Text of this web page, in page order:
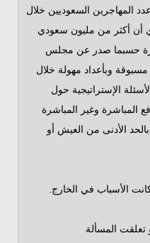
المهاجرين السعوديين خلال
أي أن أكثر من مليون سعودي
حسبما صدر عن مجلس
وبأعداد مهولة خلال
الإستراتيجية حول
المباشرة وغير المباشرة
الأدنى من العيش أو
الأسباب في الخارج.
تعلقت المسألة